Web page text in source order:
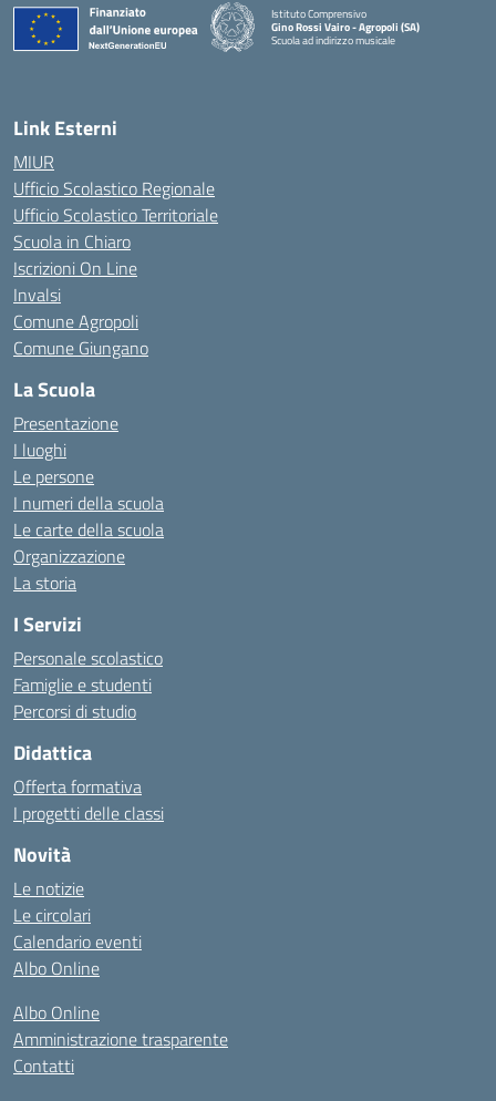
Istituto Comprensivo
Gino Rossi Vairo - Agropoli (SA)
Scuola ad indirizzo musicale
Link Esterni
MIUR
Ufficio Scolastico Regionale
Ufficio Scolastico Territoriale
Scuola in Chiaro
Iscrizioni On Line
Invalsi
Comune Agropoli
Comune Giungano
La Scuola
Presentazione
I luoghi
Le persone
I numeri della scuola
Le carte della scuola
Organizzazione
La storia
I Servizi
Personale scolastico
Famiglie e studenti
Percorsi di studio
Didattica
Offerta formativa
I progetti delle classi
Novità
Le notizie
Le circolari
Calendario eventi
Albo Online
Albo Online
Amministrazione trasparente
Contatti